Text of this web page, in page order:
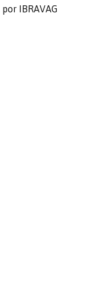
por IBRAVAG